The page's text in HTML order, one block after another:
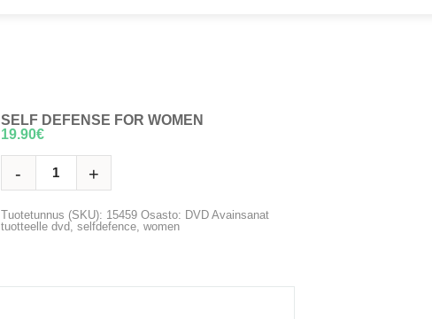
SELF DEFENSE FOR WOMEN
19.90€
Tuotetunnus (SKU): 15459 Osasto: DVD Avainsanat
tuotteelle dvd, selfdefence, women